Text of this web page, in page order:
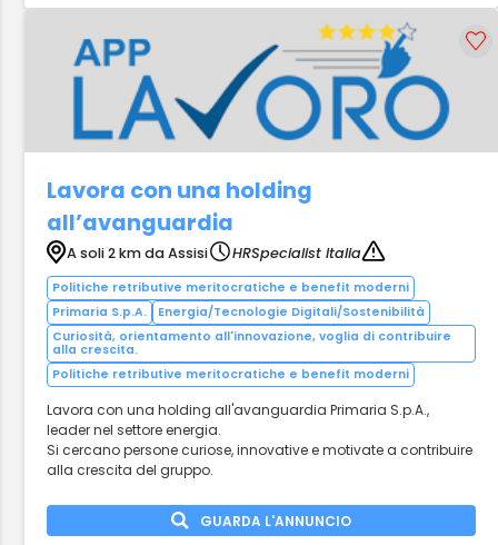
Lavora con una holding
all’avanguardia
A soli 2 km da Assisi HRSpecialist Italia
Politiche retributive meritocratiche e benefit moderni
Primaria S.p.A.
Energia/Tecnologie Digitali/Sostenibilità
Curiosità, orientamento all'innovazione, voglia di contribuire
alla crescita.
Politiche retributive meritocratiche e benefit moderni
Lavora con una holding all'avanguardia Primaria S.p.A.,
leader nel settore energia.
Si cercano persone curiose, innovative e motivate a contribuire
alla crescita del gruppo.
GUARDA L'ANNUNCIO